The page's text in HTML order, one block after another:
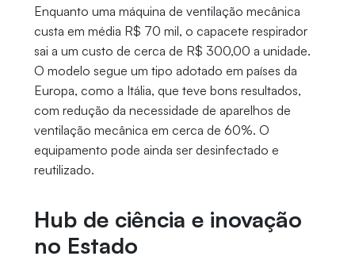
Enquanto uma máquina de ventilação mecânica
custa em média R$ 70 mil, o capacete respirador
sai a um custo de cerca de R$ 300,00 a unidade.
O modelo segue um tipo adotado em países da
Europa, como a Itália, que teve bons resultados,
com redução da necessidade de aparelhos de
ventilação mecânica em cerca de 60%. O
equipamento pode ainda ser desinfectado e
reutilizado.
Hub de ciência e inovação
no Estado